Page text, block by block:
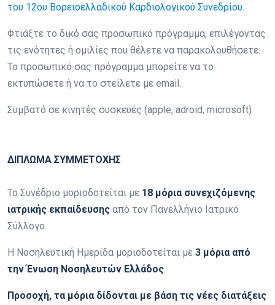
του 12ου Βορειοελλαδικού Καρδιολογικού Συνεδρίου
Φτιάξτε το δικό σας προσωπικό πρόγραμμα, επιλέγοντας
τις ενότητες ή ομιλίες που θέλετε να παρακολουθήσετε.
Το προσωπικό σας πρόγραμμα μπορείτε να το
εκτυπώσετε ή να το στείλετε με email.
Συμβατό σε κινητές συσκευές (apple, adroid, microsoft)
ΔΙΠΛΩΜΑ ΣΥΜΜΕΤΟΧΗΣ
Το Συνέδριο μοριοδοτείται με 18 μόρια συνεχιζόμενης
ιατρικής εκπαίδευσης από τον Πανελλήνιο Ιατρικό
Σύλλογο.
Η Νοσηλευτική Ημερίδα μοριοδοτείται με 3 μόρια από
την Ένωση Νοσηλευτών Ελλάδος
Προσοχή, τα μόρια δίδονται με βάση τις νέες διατάξεις